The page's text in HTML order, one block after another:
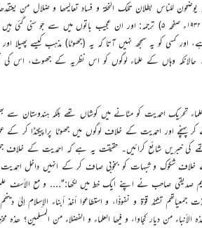
الخمیس ۱۶؍ ربیع الثانی ۱۳۵۱ھ بمطابق اگست ۱۹۳۲ء صفحہ ۵) ترجمہ: اور ان عجیب
کسی کو یہ سمجھ نہیں آتا کہ یہ (جھوٹا) مذہب کیسے پھیلا
حالانکہ وہاں کے علماء لوگوں کو اس نظریہ کے جھوٹ، اس کی
تحریک احمدیت کو مٹانے میں کوشاں تھے بلکہ ہندوستان سے بھی
پہنچے اور احمدیت کے خلاف لوگوں میں جھوٹا پراپیگنڈا
خبریں شائع کرائیں۔ حقیقت یہ ہے کہ احمدیت کے خلاف جھوٹا
شکوک و شبہات کو بخوبی صاف کر کے انہیں داخل احمدیت
صدیقی صاحب نے اپنے ایک خط میں لکھا:’’…. و مع الأسف
جمعیاتھم تشتدّ قوّۃ و نفوذًا، و استطاعوا أخذ أبناء الإسلام إلیٰ
الأنباء من دیار کجاوا، و فیھا العلماء و الفضلاء من المسلمین؟ ھذہ